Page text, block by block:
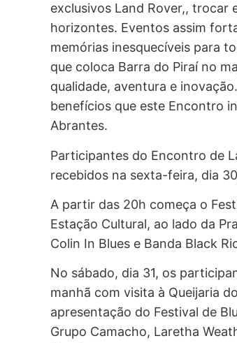
exclusivos Land Rover,, trocar
horizontes. Eventos assim
memórias inesquecíveis para
que coloca Barra do Piraí no
qualidade, aventura e
benefícios que este Encontro
Abrantes.
Participantes do Encontro de
recebidos na sexta-feira, dia
A partir das 20h começa o
Estação Cultural, ao lado da
Colin In Blues e Banda Black
No sábado, dia 31, os
manhã com visita à Queijaria
apresentação do Festival de
Grupo Camacho, Laretha